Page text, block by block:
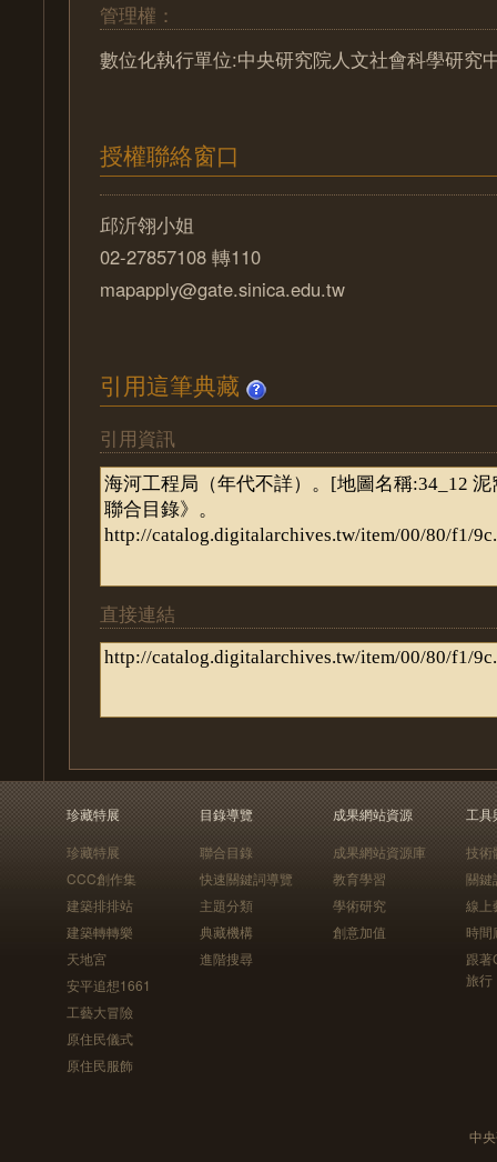
管理權：
數位化執行單位:中央研究院人文社會科學研究
授權聯絡窗口
邱沂翎小姐
02-27857108 轉110
mapapply@gate.sinica.edu.tw
引用這筆典藏
引用資訊
直接連結
珍藏特展
珍藏特展
CCC創作集
建築排排站
建築轉轉樂
天地宮
安平追想1661
工藝大冒險
原住民儀式
原住民服飾
目錄導覽
聯合目錄
快速關鍵詞導覽
主題分類
典藏機構
進階搜尋
成果網站資源
成果網站資源庫
教育學習
學術研究
創意加值
工具
技術
關鍵
線上
時間
跟
旅行
中